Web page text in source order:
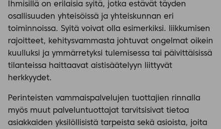
Ihmisillä on erilaisia syitä, jotka estävät täyden
osallisuuden yhteisöissä ja yhteiskunnan eri
toiminnoissa. Syitä voivat olla esimerkiksi. liikkumisen
rajoitteet, kehitysvammasta johtuvat ongelmat oikein
kuulluksi ja ymmärretyksi tulemisessa tai päivittäisissä
tilanteissa haittaavat aistisäätelyyn liittyvät
herkkyydet.
Perinteisten vammaispalvelujen tuottajien rinnalla
myös muut palveluntuottajat tarvitsisivat tietoa
asiakkaiden yksilöllisistä tarpeista sekä asioista, joita